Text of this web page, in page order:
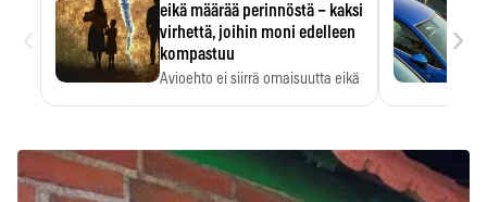
eikä määrää perinnöstä – kaksi
virhettä, joihin moni edelleen
kompastuu
Avioehto ei siirrä omaisuutta eikä
›